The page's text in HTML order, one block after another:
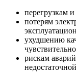
перегрузкам
потерям
ухудшению
рискам